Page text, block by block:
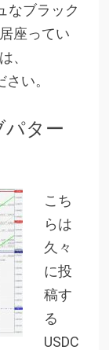
なブラック
座ってい
、
い。
パター
こち
らは
久々
に投
稿す
る
USDC